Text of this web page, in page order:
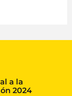
a la
2024